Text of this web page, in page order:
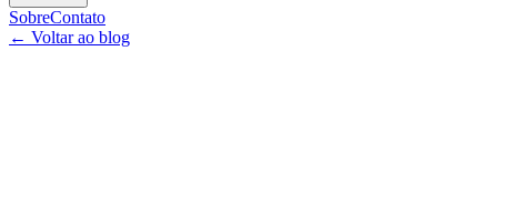
SobreContato
← Voltar ao blog